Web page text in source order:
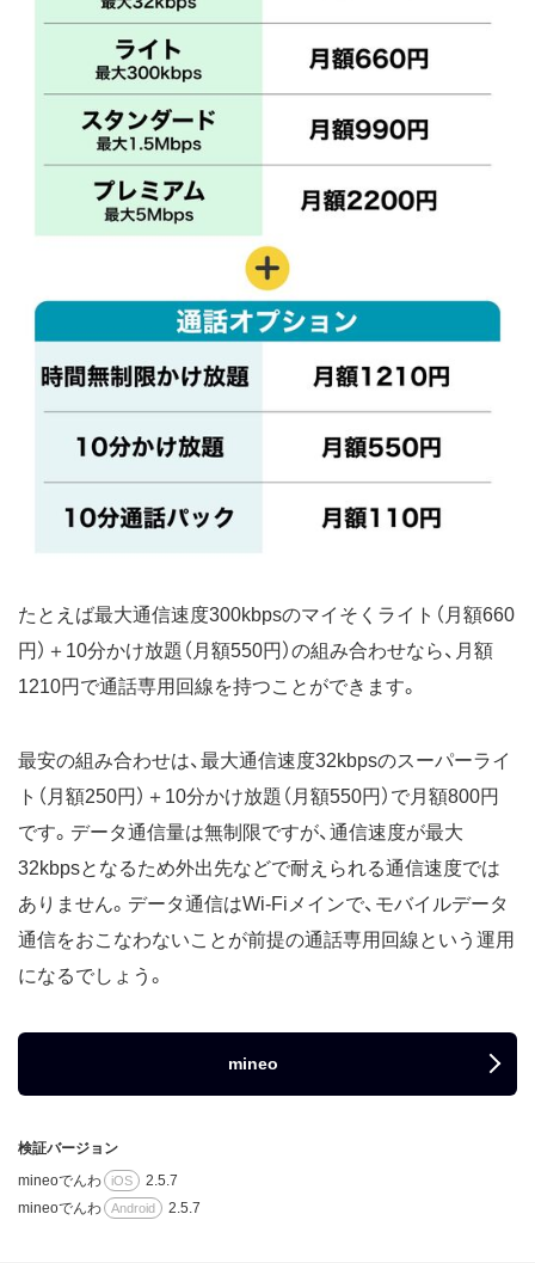
たとえば最大通信速度300kbpsのマイそくライト（月額660
円）＋10分かけ放題（月額550円）の組み合わせなら、月額
1210円で通話専用回線を持つことができます。
最安の組み合わせは、最大通信速度32kbpsのスーパーライ
ト（月額250円）＋10分かけ放題（月額550円）で月額800円
です。データ通信量は無制限ですが、通信速度が最大
32kbpsとなるため外出先などで耐えられる通信速度では
ありません。データ通信はWi-Fiメインで、モバイルデータ
通信をおこなわないことが前提の通話専用回線という運用
になるでしょう。
mineo
検証バージョン
mineoでんわ
iOS
2.5.7
mineoでんわ
Android 2.5.7